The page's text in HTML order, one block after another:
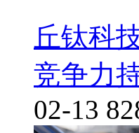
丘钛科
竞争力
02-13